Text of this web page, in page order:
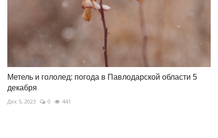
Метель и гололед: погода в Павлодарской области 5
декабря
Дек 5, 2023 0 441